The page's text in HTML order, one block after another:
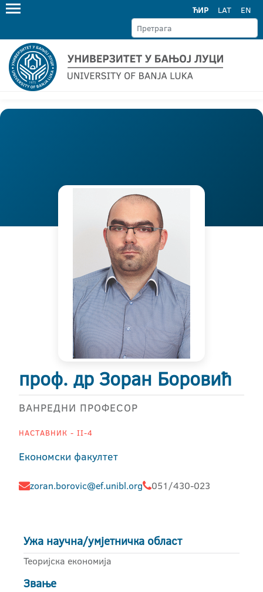
ЋИР LAT EN
проф. др Зоран Боровић
ВАНРЕДНИ ПРОФЕСОР
НАСТАВНИК - II-4
Економски факултет
zoran.borovic@ef.unibl.org 051/430-023
Ужа научна/умјетничка област
Теоријска економија
Звање